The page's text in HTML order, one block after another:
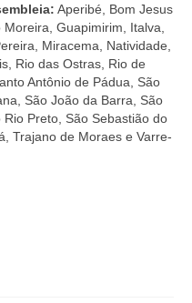
RJ
Empresas
Aperibé, Bom Jesus
Guapimirim, Italva,
Miracema, Natividade,
Rio das Ostras, Rio de
Antônio de Pádua, São
São João da Barra, São
Preto, São Sebastião do
Trajano de Moraes e Varre-